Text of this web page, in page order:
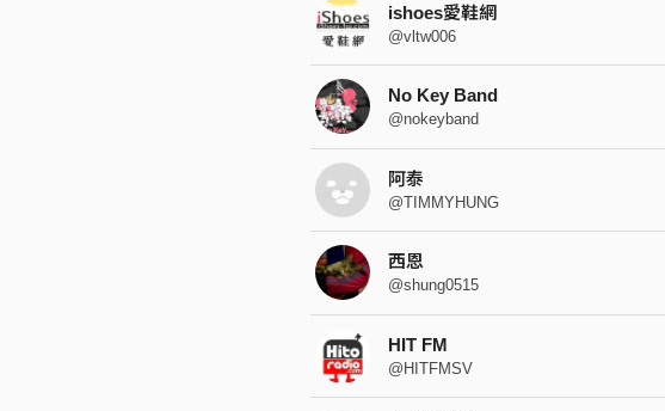
ishoes愛鞋網
@vltw006
No Key Band
@nokeyband
阿泰
@TIMMYHUNG
西恩
@shung0515
HIT FM
@HITFMSV